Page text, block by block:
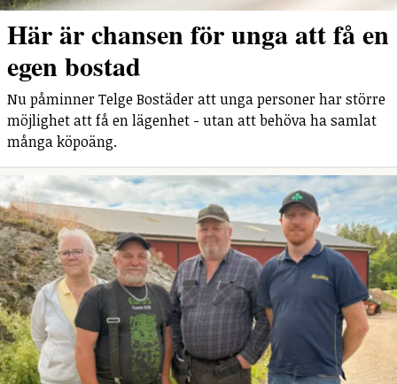
Här är chansen för unga att få en
egen bostad
Nu påminner Telge Bostäder att unga personer har större
möjlighet att få en lägenhet - utan att behöva ha samlat
många köpoäng.